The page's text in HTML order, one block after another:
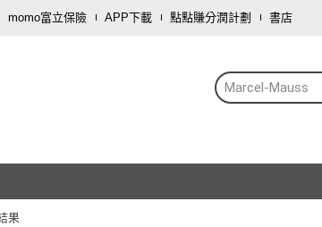
momo富立保險 APP下載 點點賺分潤計劃 書店
Marcel-Mauss
果